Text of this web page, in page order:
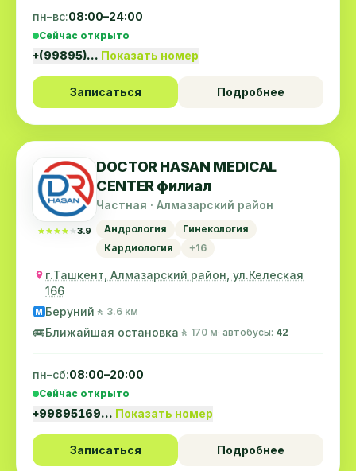
пн–вс:08:00–24:00
Сейчас открыто
+(99895)… Показать номер
Записаться Подробнее
★★★★★
★★★★★3.9
DOCTOR HASAN MEDICAL
CENTER филиал
Частная · Алмазарский район
Андрология
Гинекология
Кардиология
+16
г.Ташкент, Алмазарский район, ул.Келеская
166
M Беруний 🚶 3.6 км
🚌Ближайшая остановка 🚶 170 м· автобусы: 42
пн–сб:08:00–20:00
Сейчас открыто
+99895169… Показать номер
Записаться Подробнее